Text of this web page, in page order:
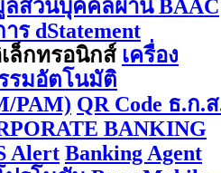
ลส่วนบุคคลผ่าน BAAC
ร dStatement
ล็กทรอนิกส์ เครื่อง
รมอัตโนมัติ
PAM) QR Code ธ.ก.
BANKING
Alert Banking Agent